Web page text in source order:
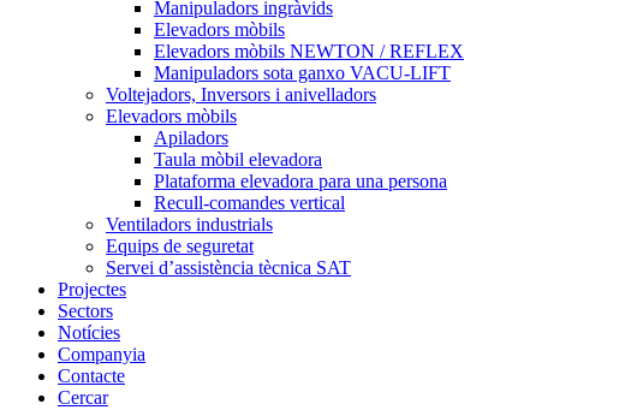
Manipuladors ingràvids
Elevadors mòbils
Elevadors mòbils NEWTON / REFLEX
Manipuladors sota ganxo VACU-LIFT
Voltejadors, Inversors i anivelladors
Elevadors mòbils
Apiladors
Taula mòbil elevadora
Plataforma elevadora para una persona
Recull-comandes vertical
Ventiladors industrials
Equips de seguretat
Servei d’assistència tècnica SAT
Projectes
Sectors
Notícies
Companyia
Contacte
Cercar